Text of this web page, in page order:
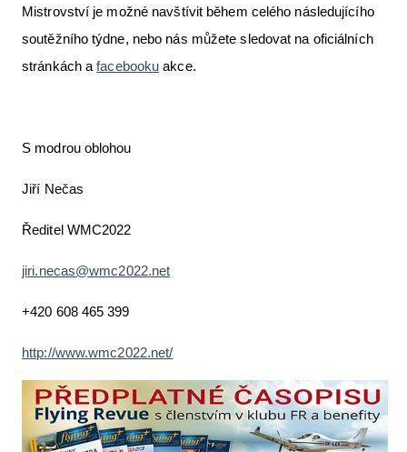
Mistrovství je možné navštívit během celého následujícího
soutěžního týdne, nebo nás můžete sledovat na oficiálních
stránkách afacebooku akce.
S modrou oblohou
Jiří Nečas
Ředitel WMC2022
jiri.necas@wmc2022.net
+420 608 465 399
http://www.wmc2022.net/